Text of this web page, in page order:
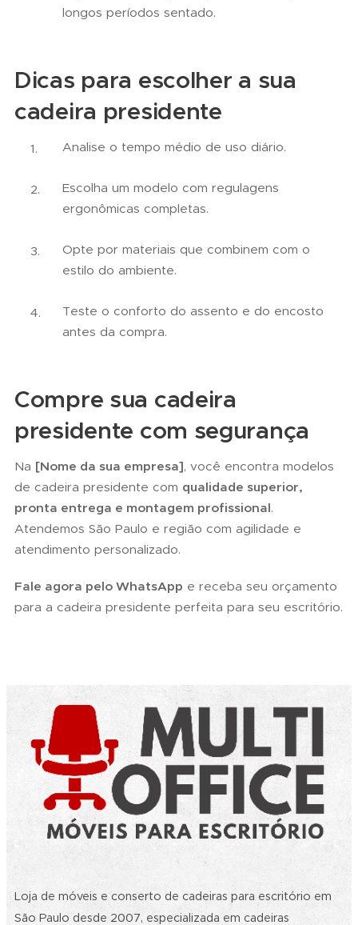
longos períodos sentado.
Dicas para escolher a sua
cadeira presidente
Analise o tempo médio de uso diário.
Escolha um modelo com regulagens
ergonômicas completas.
Opte por materiais que combinem com o
estilo do ambiente.
Teste o conforto do assento e do encosto
antes da compra.
Compre sua cadeira
presidente com segurança
Na [Nome da sua empresa], você encontra modelos
de cadeira presidente com qualidade superior,
pronta entrega e montagem profissional.
Atendemos São Paulo e região com agilidade e
atendimento personalizado.
Fale agora pelo WhatsApp e receba seu orçamento
para a cadeira presidente perfeita para seu escritório.
Loja de móveis e conserto de cadeiras para escritório em
São Paulo desde 2007, especializada em cadeiras